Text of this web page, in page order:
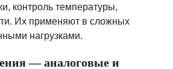
контроль температуры,
Их применяют в сложных
нагрузками.
— аналоговые и